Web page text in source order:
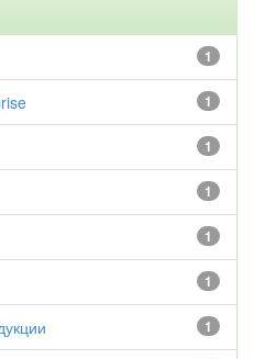
1
1
1
1
1
1
1